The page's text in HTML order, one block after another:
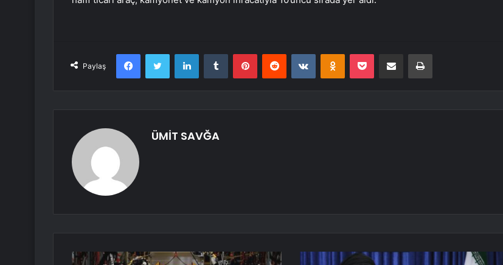
Paylaş
FacebookTwitter LinkedInTumblr PinterestReddit VKontakteOdnoklassniki
Pocket E-Posta ile paylaş Yazdır
ÜMİT SAVĞA